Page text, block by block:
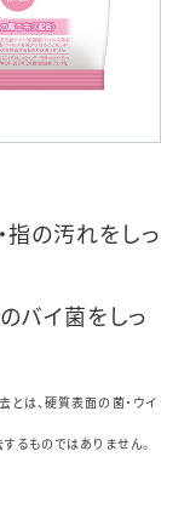
指の汚れをしっ
バイ菌をしっ
とは、硬質表面の菌・ウイ
るものではありません。